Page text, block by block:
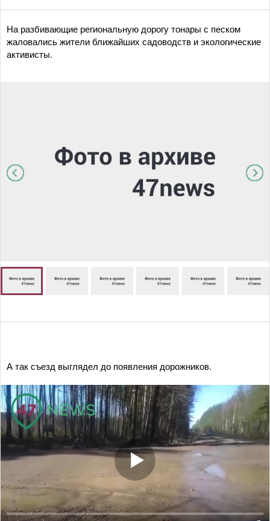
На разбивающие региональную дорогу тонары с песком
жаловались жители ближайших садоводств и экологические
активисты.
А так съезд выглядел до появления дорожников.